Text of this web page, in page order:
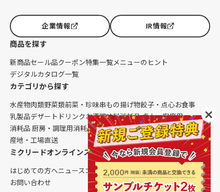
企業情報 IR情報
商品を探す
新商品セール品クーポン特集一覧メニューのヒント
デジタルカタログ一覧
カテゴリから探す
水産物肉類野菜類前菜・珍味串もの揚げ物餃子・点心お食事
乳製品デザート ドリンク お酒調味料消耗品 卓上・客席用
消耗品 厨房・調理用消耗品 クレンリネス生鮮品（配送便限定）
産地・工場直送
ミクリードオンラインストアについて
はじめての方へニュースコラムご利用ガイド会社概要
お問い合わせ